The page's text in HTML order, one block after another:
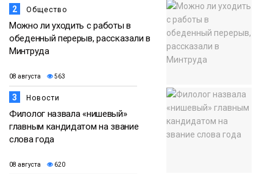
2 Общество
Можно ли уходить с работы в
обеденный перерыв, рассказали в
Минтруда
08 августа 563
3 Новости
Филолог назвала «нишевый»
главным кандидатом на звание
слова года
08 августа 620